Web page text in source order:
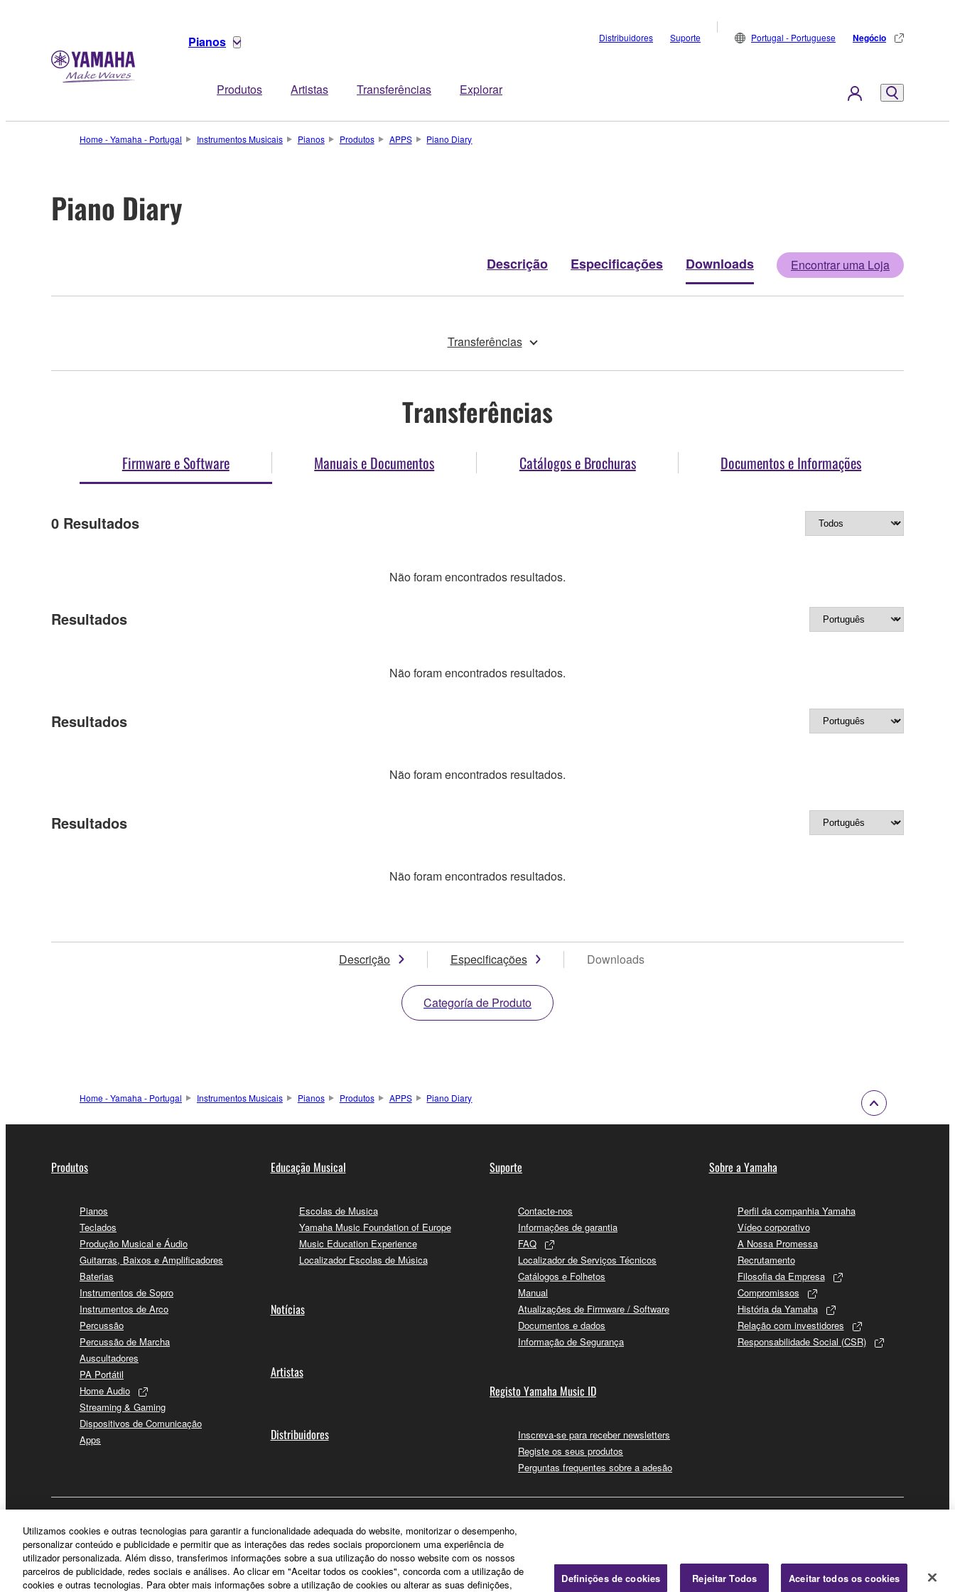
Pianos
Produtos Artistas Transferências Explorar
Distribuidores Suporte Portugal - Portuguese Negócio
Home - Yamaha - Portugal Instrumentos Musicais Pianos Produtos APPS Piano Diary
Piano Diary
Descrição Especificações Downloads Encontrar uma Loja
Transferências
Transferências
Firmware e Software Manuais e Documentos Catálogos e Brochuras Documentos e Informações
0 Resultados
Não foram encontrados resultados.
Resultados
Não foram encontrados resultados.
Resultados
Não foram encontrados resultados.
Resultados
Não foram encontrados resultados.
Descrição Especificações Downloads
Categoría de Produto
Home - Yamaha - Portugal Instrumentos Musicais Pianos Produtos APPS Piano Diary
Produtos
Pianos
Teclados
Produção Musical e Áudio
Guitarras, Baixos e Amplificadores
Baterias
Instrumentos de Sopro
Instrumentos de Arco
Percussão
Percussão de Marcha
Auscultadores
PA Portátil
Home Audio
Streaming & Gaming
Dispositivos de Comunicação
Apps
Educação Musical
Escolas de Musica
Yamaha Music Foundation of Europe
Music Education Experience
Localizador Escolas de Música
Notícias
Artistas
Distribuidores
Suporte
Contacte-nos
Informações de garantia
FAQ
Localizador de Serviços Técnicos
Catálogos e Folhetos
Manual
Atualizações de Firmware / Software
Documentos e dados
Informação de Segurança
Registo Yamaha Music ID
Inscreva-se para receber newsletters
Registe os seus produtos
Perguntas frequentes sobre a adesão
Sobre a Yamaha
Perfil da companhia Yamaha
Vídeo corporativo
A Nossa Promessa
Recrutamento
Filosofia da Empresa
Compromissos
História da Yamaha
Relação com investidores
Responsabilidade Social (CSR)
Utilizamos cookies e outras tecnologias para garantir a funcionalidade adequada do website, monitorizar o desempenho,
personalizar conteúdo e publicidade e permitir que as interações das redes sociais proporcionem uma experiência de
utilizador personalizada. Além disso, transferimos informações sobre a sua utilização do nosso website com os nossos
parceiros de publicidade, redes sociais e análises. Ao clicar em "Aceitar todos os cookies", concorda com a utilização de
cookies e outras tecnologias. Para obter mais informações sobre a utilização de cookies ou alterar as suas definições,
Definições de cookies Rejeitar Todos Aceitar todos os cookies